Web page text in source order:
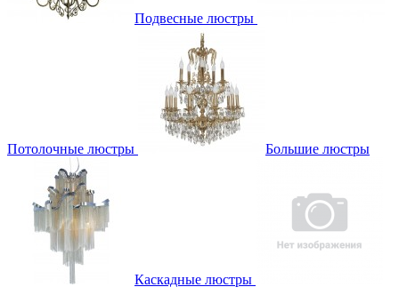
Подвесные люстры
Потолочные люстры Большие люстры
Каскадные люстры